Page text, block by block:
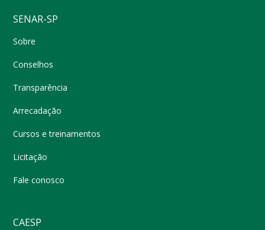
SENAR-SP
Sobre
Conselhos
Transparência
Arrecadação
Cursos e treinamentos
Licitação
Fale conosco
CAESP